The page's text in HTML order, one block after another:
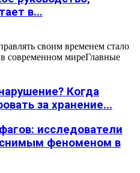
в...
своим временем стало
современном миреГлавные
Когда
за хранение...
исследователи
феноменом в